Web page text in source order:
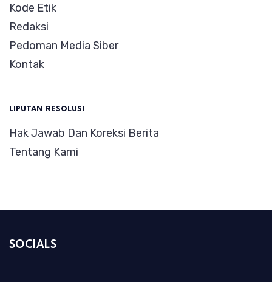
Kode Etik
Redaksi
Pedoman Media Siber
Kontak
LIPUTAN RESOLUSI
Hak Jawab Dan Koreksi Berita
Tentang Kami
SOCIALS